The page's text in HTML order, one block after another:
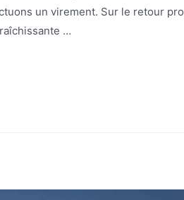
un virement. Sur le retour
…